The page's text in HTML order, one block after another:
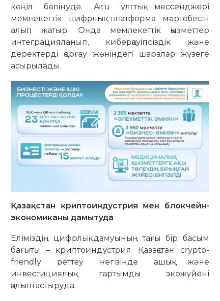
көңіл бөлінуде. Aitu ұлттық мессенджері
мемлекеттік цифрлық платформа мәртебесін
алып жатыр. Онда мемлекеттік қызметтер
интеграцияланып, киберқауіпсіздік және
деректерді қорғау жөніндегі шаралар жүзеге
асырылады.
Қазақстан криптоиндустрия мен блокчейн-
экономиканы дамытуда
Еліміздің цифрлық дамуының тағы бір басым
бағыты – криптоиндустрия. Қазақстан сrypto-
friendly реттеу негізінде ашық және
инвестициялық тартымды экожүйені
қалыптастыруда.